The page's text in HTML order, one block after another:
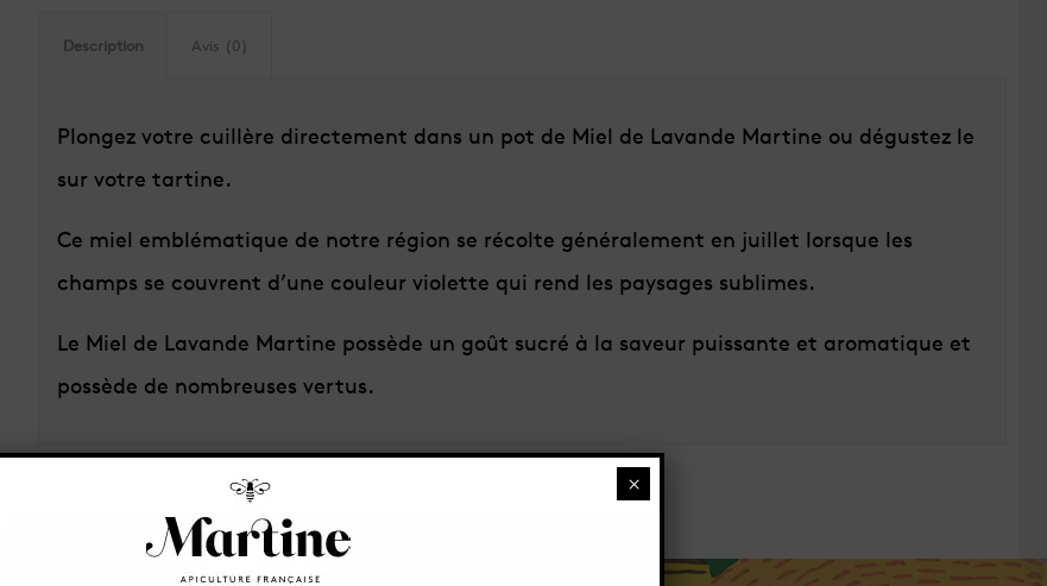
Description Avis (0)
Plongez votre cuillère directement dans un pot de Miel de Lavande Martine ou dégustez le
sur votre tartine.
Ce miel emblématique de notre région se récolte généralement en juillet lorsque les
champs se couvrent d’une couleur violette qui rend les paysages sublimes.
Le Miel de Lavande Martine possède un goût sucré à la saveur puissante et aromatique et
possède de nombreuses vertus.
×